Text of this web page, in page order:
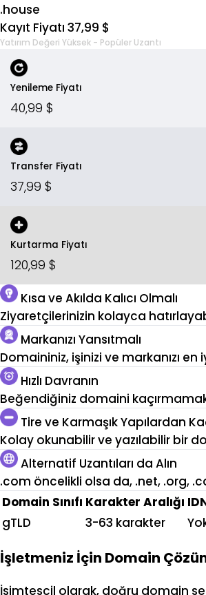
.house
Kayıt Fiyatı 37,99 $
Yatırım Değeri Yüksek - Popüler Uzantı
Yenileme Fiyatı
40,99 $
Transfer Fiyatı
37,99 $
Kurtarma Fiyatı
120,99 $
Kısa ve Akılda Kalıcı Olmalı
Ziyaretçilerinizin kolayca
Markanızı Yansıtmalı
Domaininiz, işinizi ve markanızı
Hızlı Davranın
Beğendiğiniz domaini
Tire ve Karmaşık Yapılardan
Kolay okunabilir ve yazılabilir bir
Alternatif Uzantıları da Alın
.com öncelikli olsa da, .net, .org,
Domain Sınıfı Karakter Aralığı
gTLD
3-63 karakter
İşletmeniz İçin Domain
İsimtescil olarak, doğru domain